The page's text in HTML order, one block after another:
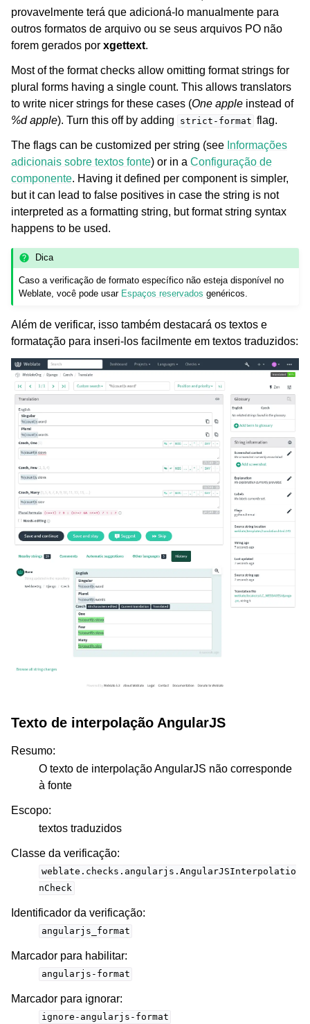
provavelmente terá que adicioná-lo manualmente para
outros formatos de arquivo ou se seus arquivos PO não
forem gerados por xgettext.
Most of the format checks allow omitting format strings for
plural forms having a single count. This allows translators
to write nicer strings for these cases (One apple instead of
%d apple). Turn this off by adding strict-format flag.
The flags can be customized per string (see Informações
adicionais sobre textos fonte) or in a Configuração de
componente. Having it defined per component is simpler,
but it can lead to false positives in case the string is not
interpreted as a formatting string, but format string syntax
happens to be used.
Dica
Caso a verificação de formato específico não esteja disponível no
Weblate, você pode usar Espaços reservados genéricos.
Além de verificar, isso também destacará os textos e
formatação para inseri-los facilmente em textos traduzidos:
Texto de interpolação AngularJS
Resumo:
O texto de interpolação AngularJS não corresponde
à fonte
Escopo:
textos traduzidos
Classe da verificação:
weblate.checks.angularjs.AngularJSInterpolatio
nCheck
Identificador da verificação:
angularjs_format
Marcador para habilitar:
angularjs-format
Marcador para ignorar:
ignore-angularjs-format